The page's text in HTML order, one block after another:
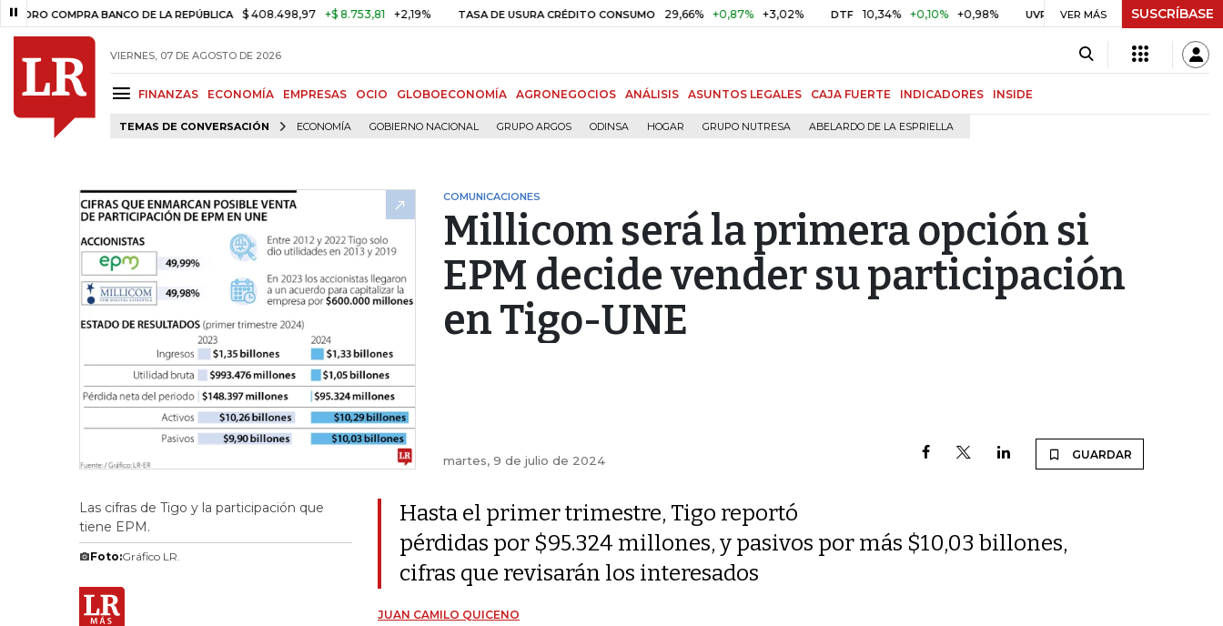
BANCO DE LA REPÚBLICA $ 408.498,97 +$ 8.753,81 +2,19% TASA DE USURA CRÉDITO CONSUMO 29,66% +0,87% +3,02% DTF 10,34% +0,10% +0,98% UVR $ 416,91 +$ 0,05 +0,01% BITCOIN
VER MÁS SUSCRÍBASE
VIERNES, 07 DE AGOSTO DE 2026
FINANZAS ECONOMÍA EMPRESAS OCIO GLOBOECONOMÍA AGRONEGOCIOS ANÁLISIS ASUNTOS LEGALES CAJA FUERTE INDICADORES INSIDE
TEMAS DE CONVERSACIÓN ECONOMÍA GOBIERNO NACIONAL GRUPO ARGOS ODINSA HOGAR GRUPO NUTRESA ABELARDO DE LA ESPRIELLA
COMUNICACIONES
Millicom será la primera opción si
EPM decide vender su participación
en Tigo-UNE
martes, 9 de julio de 2024 GUARDAR
Las cifras de Tigo y la participación que
tiene EPM.
Foto:Gráfico LR.
Hasta el primer trimestre, Tigo reportó
pérdidas por $95.324 millones, y pasivos por más $10,03 billones,
cifras que revisarán los interesados
JUAN CAMILO QUICENO